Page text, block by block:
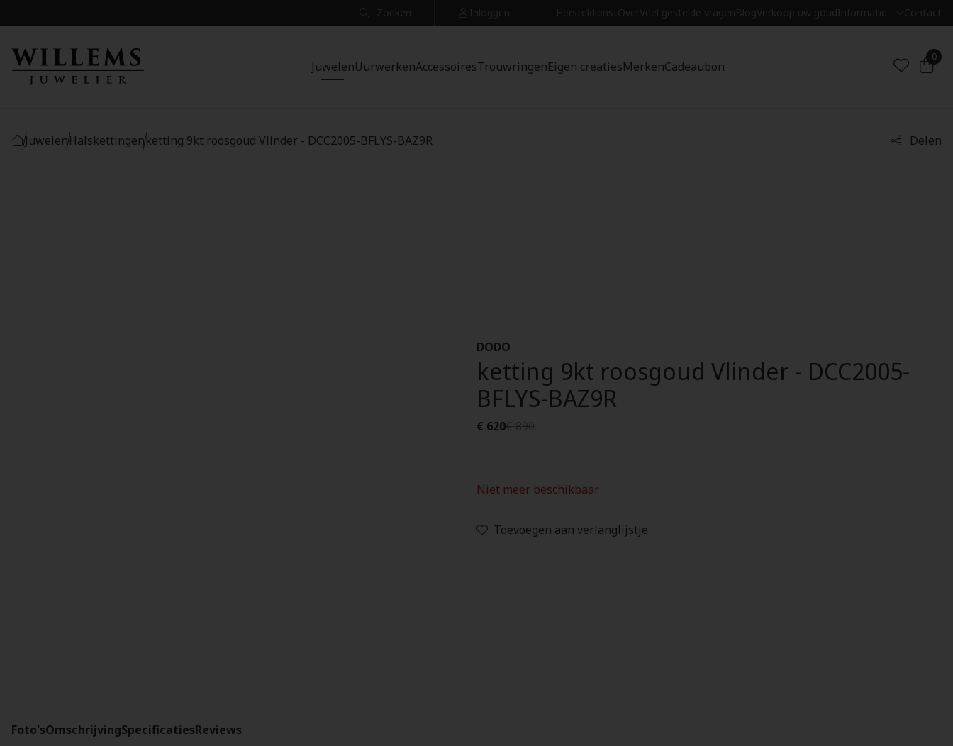
Zoeken Inloggen HersteldienstOverVeel gestelde vragenBlogVerkoop uw goudInformatie Contact
JuwelenUurwerkenAccessoiresTrouwringenEigen creatiesMerkenCadeaubon
0
JuwelenHalskettingenketting 9kt roosgoud Vlinder - DCC2005-BFLYS-BAZ9R Delen
DODO
ketting 9kt roosgoud Vlinder - DCC2005-
BFLYS-BAZ9R
€ 620€ 890
Niet meer beschikbaar
Toevoegen aan verlanglijstje
Foto'sOmschrijvingSpecificatiesReviews